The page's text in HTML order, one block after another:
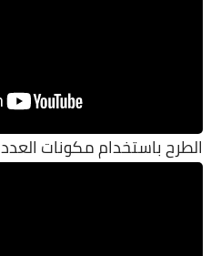
الطرح باستخدام مكونات العدد 10